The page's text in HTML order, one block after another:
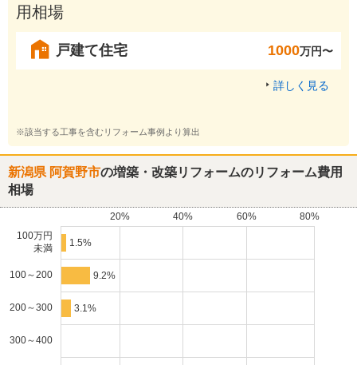
用相場
戸建て住宅 1000万円〜
詳しく見る
※該当する工事を含むリフォーム事例より算出
新潟県 阿賀野市の増築・改築リフォームのリフォーム費用
相場
20% 40% 60%
80%
100万円
未満
1.5%
100～200 9.2%
200～300 3.1%
300～400